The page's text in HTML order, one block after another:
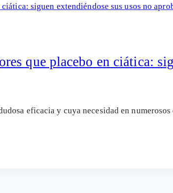
que placebo en ciática:
eficacia y cuya necesidad en